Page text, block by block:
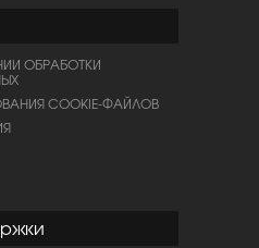
ОБРАБОТКИ
COOKIE-ФАЙЛОВ